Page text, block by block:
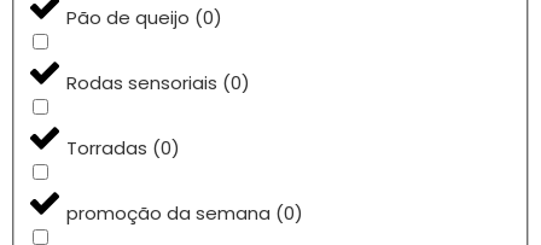
Pão de queijo (0)
Rodas sensoriais (0)
Torradas (0)
promoção da semana (0)